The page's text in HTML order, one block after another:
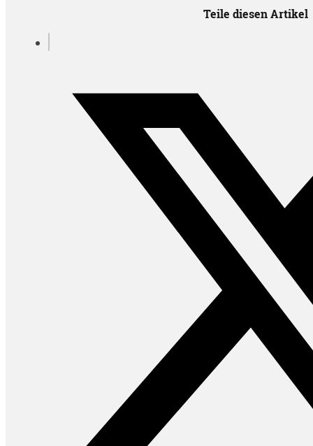
Teile diesen Artikel